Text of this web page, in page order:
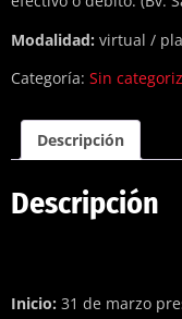
Modalidad: virtual /
Categoría: Sin
Descripción
Descripción
Inicio: 31 de marzo